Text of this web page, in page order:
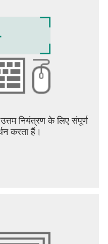
नियंत्रण के लिए संपूर्ण
करता हैं।